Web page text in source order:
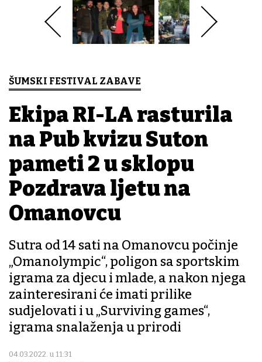
ŠUMSKI FESTIVAL ZABAVE
Ekipa RI-LA rasturila
na Pub kvizu Suton
pameti 2 u sklopu
Pozdrava ljetu na
Omanovcu
Sutra od 14 sati na Omanovcu počinje
„Omanolympic“, poligon sa sportskim
igrama za djecu i mlade, a nakon njega
zainteresirani će imati prilike
sudjelovati i u „Surviving games“,
igrama snalaženja u prirodi
04.03.2022. u 11:31